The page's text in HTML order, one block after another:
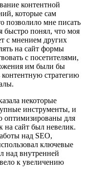
контентной
которые сам
позволило мне писать
быстро понял, что моя
с мнением других
на сайт формы
с посетителями,
им были бы
стратегию
некоторые
инструменты, и
оптимизированы для
на сайт был невелик.
над SEO,
ключевые
над внутренней
к увеличению